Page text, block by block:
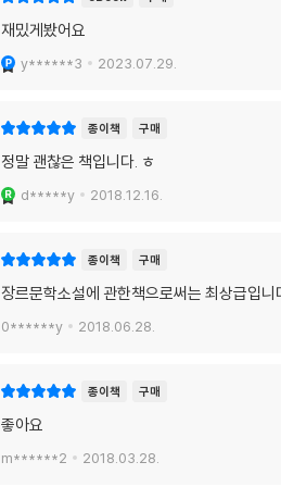
재밌게봤어요
y******3 2023.07.29.
종이책 구매
정말 괜찮은 책입니다. ㅎ
d*****y 2018.12.16.
종이책 구매
장르문학소설에 관한책으로써는 최상급입니
0******y 2018.06.28.
종이책 구매
좋아요
m******2 2018.03.28.